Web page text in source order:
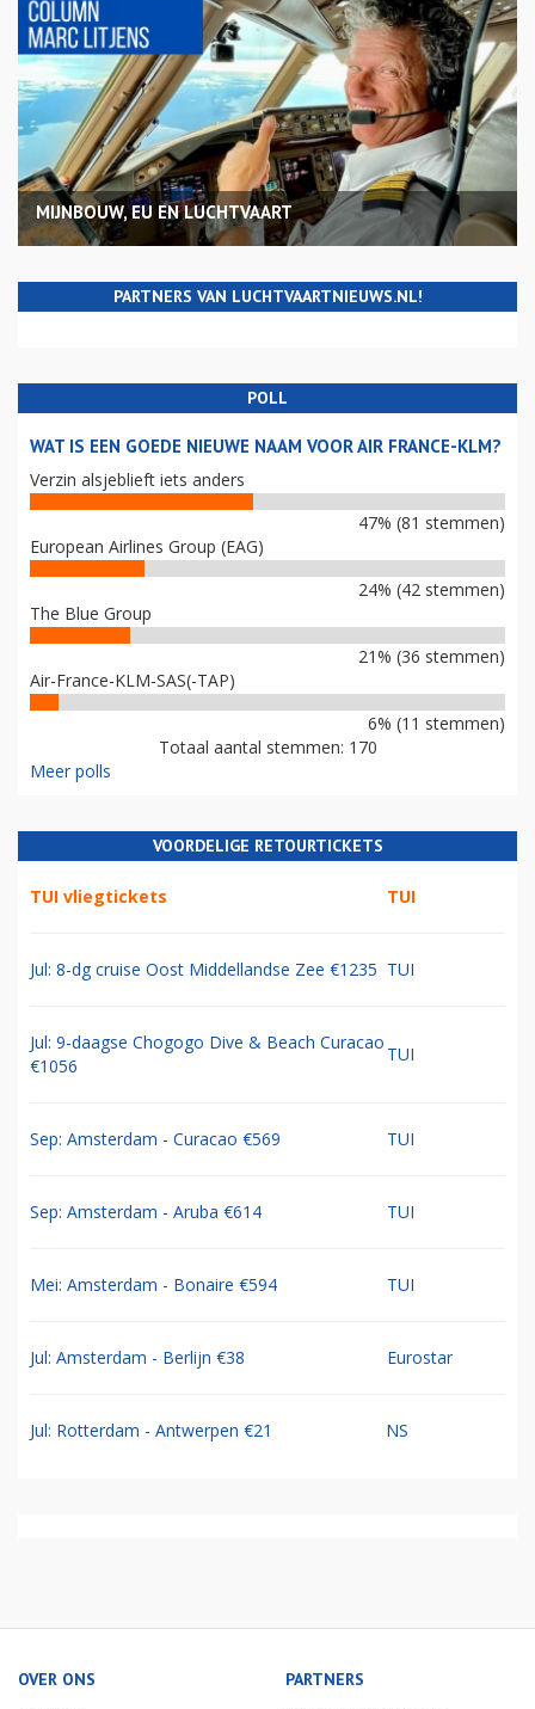
MIJNBOUW, EU EN LUCHTVAART
PARTNERS VAN LUCHTVAARTNIEUWS.NL!
POLL
WAT IS EEN GOEDE NIEUWE NAAM VOOR AIR FRANCE-KLM?
Verzin alsjeblieft iets anders
47% (81 stemmen)
European Airlines Group (EAG)
24% (42 stemmen)
The Blue Group
21% (36 stemmen)
Air-France-KLM-SAS(-TAP)
6% (11 stemmen)
Totaal aantal stemmen: 170
Meer polls
VOORDELIGE RETOURTICKETS
TUI vliegtickets TUI
Jul: 8-dg cruise Oost Middellandse Zee €1235 TUI
Jul: 9-daagse Chogogo Dive & Beach Curacao
€1056
TUI
Sep: Amsterdam - Curacao €569 TUI
Sep: Amsterdam - Aruba €614 TUI
Mei: Amsterdam - Bonaire €594 TUI
Jul: Amsterdam - Berlijn €38 Eurostar
Jul: Rotterdam - Antwerpen €21 NS
OVER ONS PARTNERS